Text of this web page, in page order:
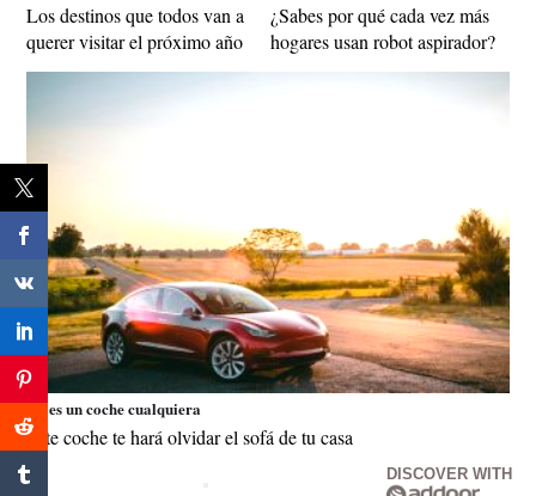
Los destinos que todos van a
querer visitar el próximo año
¿Sabes por qué cada vez más
hogares usan robot aspirador?
No es un coche cualquiera
Este coche te hará olvidar el sofá de tu casa
DISCOVER WITH